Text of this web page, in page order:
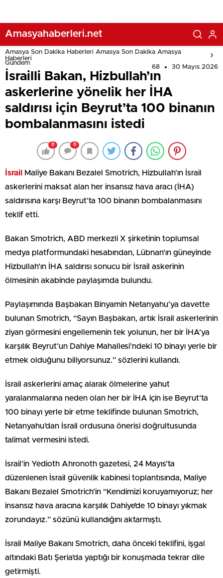
Amasyahaberleri.net
Amasya Son Dakika Haberleri Amasya Son Dakika Amasya
Haberleri
Gündem
68 30 Mayıs 2026
İsrailli Bakan, Hizbullah’ın
askerlerine yönelik her İHA
saldırısı için Beyrut’ta 100 binanın
bombalanmasını istedi
0 0
İsrail
Maliye Bakanı Bezalel Smotrich, Hizbullah’ın İsrail
askerlerini maksat alan her insansız hava aracı (İHA)
saldırısına karşı Beyrut’ta 100 binanın bombalanmasını
teklif etti.
Bakan Smotrich, ABD merkezli X şirketinin toplumsal
medya platformundaki hesabından, Lübnan’ın güneyinde
Hizbullah’ın İHA saldırısı sonucu bir İsrail askerinin
ölmesinin akabinde paylaşımda bulundu.
Paylaşımında Başbakan Binyamin Netanyahu’ya davette
bulunan Smotrich, “Sayın Başbakan, artık İsrail askerlerinin
ziyan görmesini engellemenin tek yolunun, her bir İHA’ya
karşılık Beyrut’un Dahiye Mahallesi’ndeki 10 binayı yerle bir
etmek olduğunu biliyorsunuz.” sözlerini kullandı.
İsrail askerlerini amaç alarak ölmelerine yahut
yaralanmalarına neden olan her bir İHA için ise Beyrut’ta
100 binayı yerle bir etme teklifinde bulunan Smotrich,
Netanyahu’dan İsrail ordusuna önerisi doğrultusunda
talimat vermesini istedi.
İsrail’in Yedioth Ahronoth gazetesi, 24 Mayıs’ta
düzenlenen İsrail güvenlik kabinesi toplantısında, Maliye
Bakanı Bezalel Smotrich’in “Kendimizi koruyamıyoruz; her
insansız hava aracına karşılık Dahiye’de 10 binayı yıkmak
zorundayız.” sözünü kullandığını aktarmıştı.
İsrail Maliye Bakanı Smotrich, daha önceki teklifini, işgal
altındaki Batı Şeria’da yaptığı bir konuşmada tekrar dile
getirmişti.